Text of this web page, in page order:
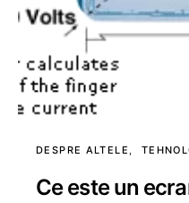
DESPRE ALTELE
Ce este un